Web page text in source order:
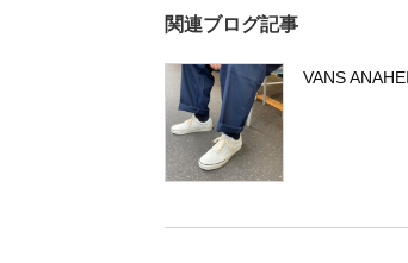
関連ブログ記事
VANS